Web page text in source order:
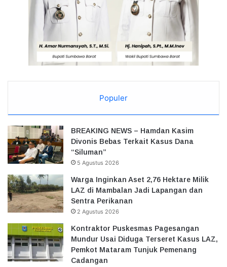
Populer
BREAKING NEWS – Hamdan Kasim
Divonis Bebas Terkait Kasus Dana
“Siluman”
5 Agustus 2026
Warga Inginkan Aset 2,76 Hektare Milik
LAZ di Mambalan Jadi Lapangan dan
Sentra Perikanan
2 Agustus 2026
Kontraktor Puskesmas Pagesangan
Mundur Usai Diduga Terseret Kasus LAZ,
Pemkot Mataram Tunjuk Pemenang
Cadangan